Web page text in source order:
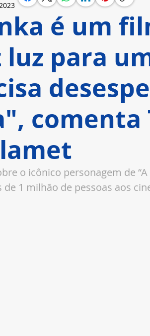
é um
para
comenta
o icônico personagem de
de 1 milhão de pessoas aos